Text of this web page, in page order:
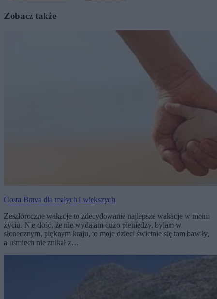
Zobacz także
Costa Brava dla małych i większych
Zeszłoroczne wakacje to zdecydowanie najlepsze wakacje w moim
życiu. Nie dość, że nie wydałam dużo pieniędzy, byłam w
słonecznym, pięknym kraju, to moje dzieci świetnie się tam bawiły,
a uśmiech nie znikał z…